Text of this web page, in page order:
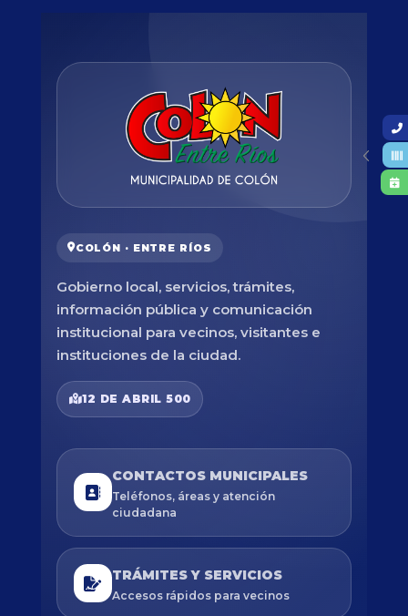
COLÓN · ENTRE RÍOS
Gobierno local, servicios, trámites,
información pública y comunicación
institucional para vecinos, visitantes e
instituciones de la ciudad.
12 DE ABRIL 500
CONTACTOS MUNICIPALES
Teléfonos, áreas y atención
ciudadana
TRÁMITES Y SERVICIOS
Accesos rápidos para vecinos